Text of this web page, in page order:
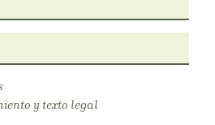
y texto legal